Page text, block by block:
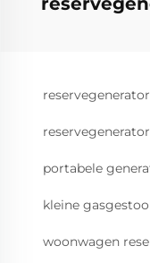
portabele
kleine
woonwagen